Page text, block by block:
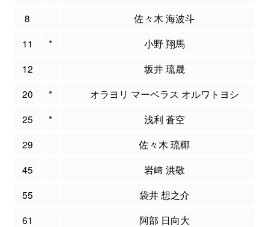
8
佐々木 海波斗
11
*
小野 翔馬
12
坂井 琉晟
20
*
オラヨリ マーベラス オルワトヨシ
25
*
浅利 蒼空
29
佐々木 琉椰
45
岩﨑 洪敬
55
袋井 想之介
61
阿部 日向大